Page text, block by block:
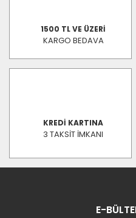
1500 TL VE ÜZERİ
KARGO BEDAVA
KREDİ KARTINA
3 TAKSİT İMKANI
E-